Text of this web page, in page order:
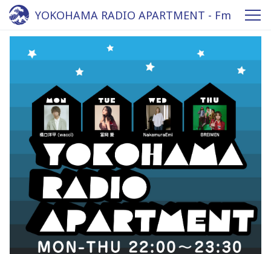
YOKOHAMA RADIO APARTMENT - Fm
yokohama 84.7